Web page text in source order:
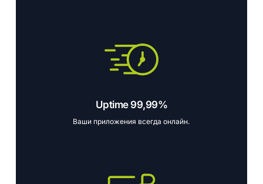
Uptime 99,99%
Ваши приложения всегда онлайн.